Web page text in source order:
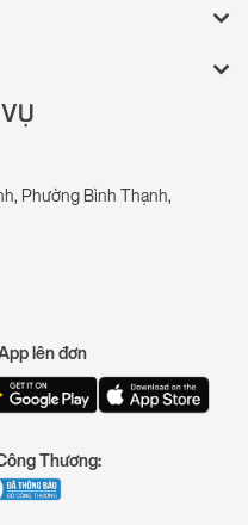
Phường Bình Thạnh,
lên đơn
Thương: